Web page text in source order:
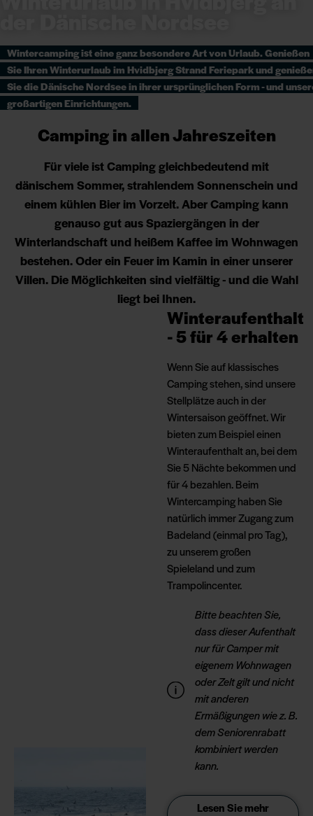
Wintercamping ist eine ganz besondere Art von Urlaub. Genießen
Sie Ihren Winterurlaub im Hvidbjerg Strand Feriepark und
Sie die Dänische Nordsee in ihrer ursprünglichen Form - und
großartigen Einrichtungen.
Camping in allen Jahreszeiten
Für viele ist Camping gleichbedeutend mit
dänischem Sommer, strahlendem Sonnenschein und
einem kühlen Bier im Vorzelt. Aber Camping kann
genauso gut aus Spaziergängen in der
Winterlandschaft und heißem Kaffee im Wohnwagen
bestehen. Oder ein Feuer im Kamin in einer unserer
Villen. Die Möglichkeiten sind vielfältig - und die Wahl
liegt bei Ihnen.
Winteraufenthalt
- 5 für 4 erhalten
Wenn Sie auf klassisches
Camping stehen, sind unsere
Stellplätze auch in der
Wintersaison geöffnet. Wir
bieten zum Beispiel einen
Winteraufenthalt an, bei dem
Sie 5 Nächte bekommen und
für 4 bezahlen. Beim
Wintercamping haben Sie
natürlich immer Zugang zum
Badeland (einmal pro Tag),
zu unserem großen
Spieleland und zum
Trampolincenter.
Bitte beachten Sie,
dass dieser Aufenthalt
nur für Camper mit
eigenem Wohnwagen
oder Zelt gilt und nicht
mit anderen
Ermäßigungen wie z. B.
dem Seniorenrabatt
kombiniert werden
kann.
Lesen Sie mehr